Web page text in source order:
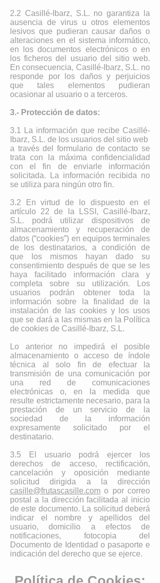
2.2 Casillé-Ibarz, S.L. no garantiza la
ausencia de virus u otros elementos
lesivos que pudieran causar daños o
alteraciones en el sistema informático,
en los documentos electrónicos o en
los ficheros del usuario del sitio web.
En consecuencia, Casillé-Ibarz, S.L. no
responde por los daños y perjuicios
que tales elementos pudieran
ocasionar al usuario o a terceros.
3.- Protección de datos:
3.1 La información que recibe Casillé-
Ibarz, S.L. de los usuarios del sitio web
a través del formulario de contacto se
trata con la máxima confidencialidad
con el fin de enviarle información
solicitada. La información recibida no
se utiliza para ningún otro fin.
3.2 En virtud de lo dispuesto en el
artículo 22 de la LSSI, Casillé-Ibarz,
S.L. podrá utilizar dispositivos de
almacenamiento y recuperación de
datos (“cookies”) en equipos terminales
de los destinatarios, a condición de
que los mismos hayan dado su
consentimiento después de que se les
haya facilitado información clara y
completa sobre su utilización. Los
usuarios podrán obtener toda la
información sobre la finalidad de la
instalación de las cookies y los usos
que se dará a las mismas en la Política
de cookies de Casillé-Ibarz, S.L.
Lo anterior no impedirá el posible
almacenamiento o acceso de índole
técnica al solo fin de efectuar la
transmisión de una comunicación por
una red de comunicaciones
electrónicas o, en la medida que
resulte estrictamente necesario, para la
prestación de un servicio de la
sociedad de la información
expresamente solicitado por el
destinatario.
3.5 El usuario podrá ejercer los
derechos de acceso, rectificación,
cancelación y oposición mediante
solicitud dirigida a la dirección
casille@frutascasille.com o por correo
postal a la dirección facilitada al inicio
de este documento. La solicitud deberá
indicar el nombre y apellidos del
usuario, domicilio a efectos de
notificaciones, fotocopia del
Documento de Identidad o pasaporte e
indicación del derecho que se ejerce.